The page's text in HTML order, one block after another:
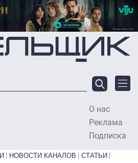
О нас
Реклама
Подписка
НОВОСТИ КАНАЛОВ
СТАТЬИ